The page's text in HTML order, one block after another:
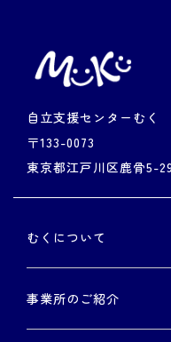
自立支援センターむく
〒133-0073
東京都江戸川区鹿骨5-
むくについて
事業所のご紹介